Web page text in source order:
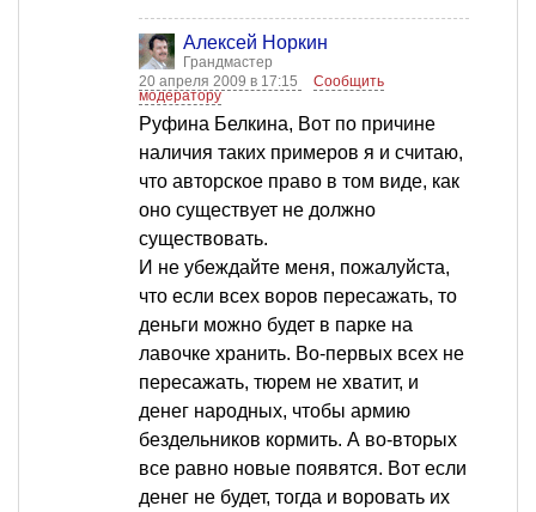
Алексей Норкин
Грандмастер
20 апреля 2009 в 17:15
Сообщить
модератору
Руфина Белкина, Вот по причине
наличия таких примеров я и считаю,
что авторское право в том виде, как
оно существует не должно
существовать.
И не убеждайте меня, пожалуйста,
что если всех воров пересажать, то
деньги можно будет в парке на
лавочке хранить. Во-первых всех не
пересажать, тюрем не хватит, и
денег народных, чтобы армию
бездельников кормить. А во-вторых
все равно новые появятся. Вот если
денег не будет, тогда и воровать их